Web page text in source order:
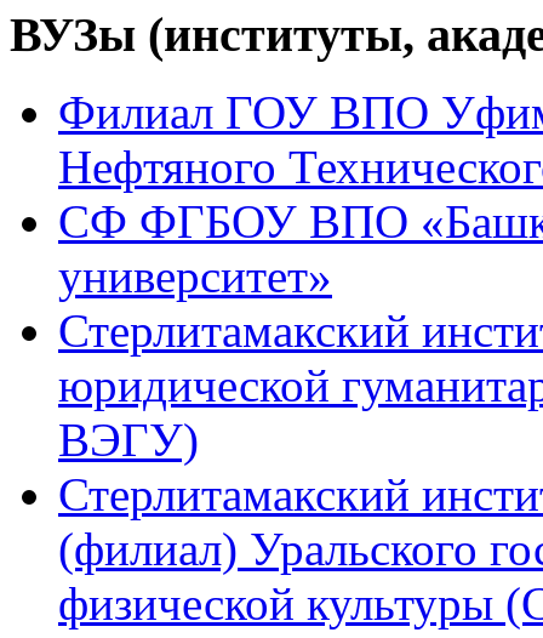
ВУЗы (институты,
Филиал ГОУ ВПО
Нефтяного
СФ ФГБОУ ВПО
университет»
Стерлитамакский
юридической
ВЭГУ)
Стерлитамакский
(филиал) Уральского
физической культуры